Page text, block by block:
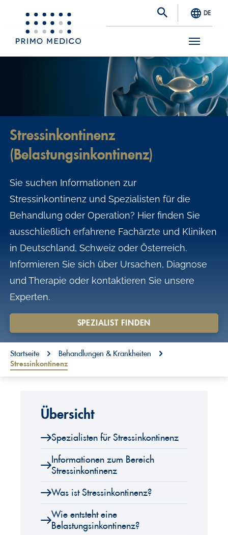
S
DE
Stressinkontinenz
(Belastungsinkontinenz)
Sie suchen Informationen zur
Stressinkontinenz und Spezialisten für die
Behandlung oder Operation? Hier finden Sie
ausschließlich erfahrene Fachärzte und Kliniken
in Deutschland, Schweiz oder Österreich.
Informieren Sie sich über Ursachen, Diagnose
und Therapie oder kontaktieren Sie unsere
Experten.
SPEZIALIST FINDEN
You are here:
Startseite
Behandlungen & Krankheiten
Stressinkontinenz
Übersicht
Spezialisten für Stressinkontinenz
Informationen zum Bereich
Stressinkontinenz
Was ist Stressinkontinenz?
Wie entsteht eine
Belastungsinkontinenz?